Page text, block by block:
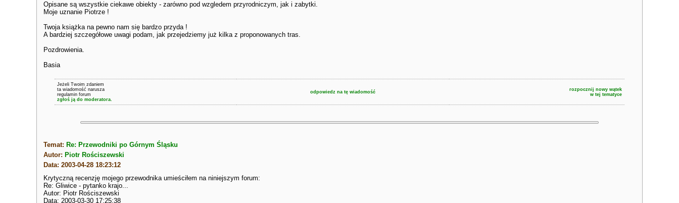
Opisane są wszystkie ciekawe obiekty - zarówno pod wzgledem przyrodniczym, jak i zabytki.
Moje uznanie Piotrze !
Twoja książka na pewno nam się bardzo przyda !
A bardziej szczegółowe uwagi podam, jak przejedziemy już kilka z proponowanych tras.
Pozdrowienia.
Basia
Jeżeli Twoim zdaniem
ta wiadomość narusza
regulamin forum
zgłoś ją do moderatora.
odpowiedz na tę wiadomość
rozpocznij nowy wątek
w tej tematyce
Temat: Re: Przewodniki po Górnym Śląsku
Autor: Piotr Rościszewski
Data: 2003-04-28 18:23:12
Krytyczną recenzję mojego przewodnika umieściłem na niniejszym forum:
Re: Gliwice - pytanko krajo...
Autor: Piotr Rościszewski
Data: 2003-03-30 17:25:38